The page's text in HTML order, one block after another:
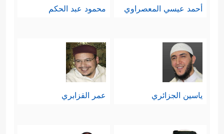
أحمد عيسي المعصراوي محمود عبد الحكم
ياسين الجزائري عمر القزابري